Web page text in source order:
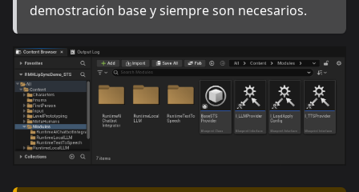
demostración base y siempre son necesarios.